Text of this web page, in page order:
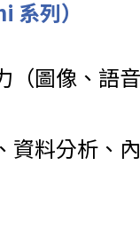
列）
（圖像、語
資料分析、